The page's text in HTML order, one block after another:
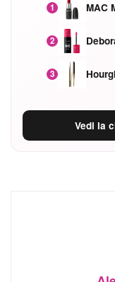
1
2
3
Vedi la